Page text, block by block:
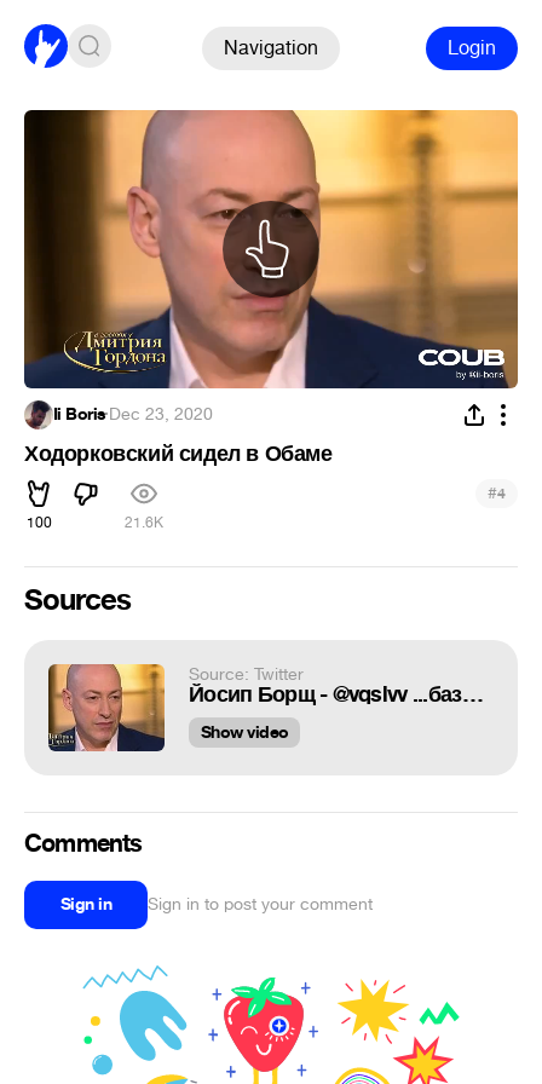
Navigation Login
Ii Boris·Dec 23, 2020
Ходорковский сидел в Обаме
100 21.6K
#4
Sources
Source: Twitter
Йосип Борщ - @vqslvv ...базарь как Гордон
Show video
Comments
Sign in Sign in to post your comment